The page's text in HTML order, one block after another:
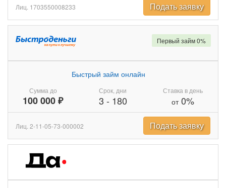
Лиц. 1703550008233 Подать заявку
Сумма до
100 000 ₽
Быстрый займ онлайн
Срок, дни
3 - 180
Ставка в день
от0%
Первый займ 0%
Лиц. 2-11-05-73-000002 Подать заявку